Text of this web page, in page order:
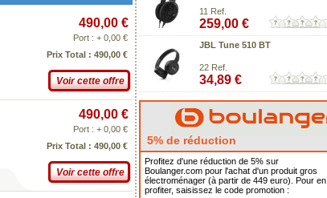
490,00 €
Port : + 0,00 €
Prix Total : 490,00 €
Voir cette offre
490,00 €
Port : + 0,00 €
Prix Total : 490,00 €
Voir cette offre
11 Ref.
259,00 €
JBL Tune 510 BT
22 Ref.
34,89 €
5% de réduction
Profitez d'une réduction de 5% sur
Boulanger.com pour l'achat d'un produit gros
électroménager (à partir de 449 euro). Pour en
profiter, saisissez le code promotion :